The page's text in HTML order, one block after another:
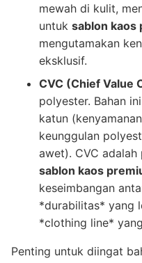
mewah di kulit,
untuk sablon kaos
mengutamakan
eksklusif.
CVC (Chief Value
polyester. Bahan
katun
keunggulan
awet). CVC
sablon kaos
keseimbangan
*durabilitas* yang
*clothing line*
Penting untuk diingat